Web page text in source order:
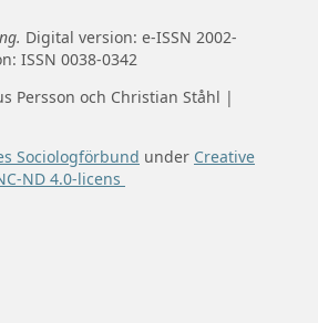
Digital version: e-ISSN 2002-
ISSN 0038-0342
Persson och Christian Ståhl |
Sociologförbund under Creative
ND 4.0-licens